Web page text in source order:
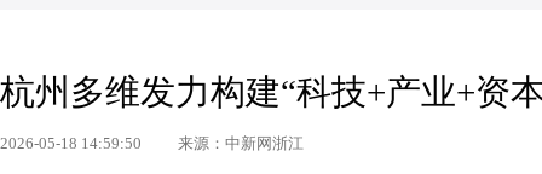
杭州多维发力构建“科技+产业+资
2026-05-18 14:59:50 来源：中新网浙江